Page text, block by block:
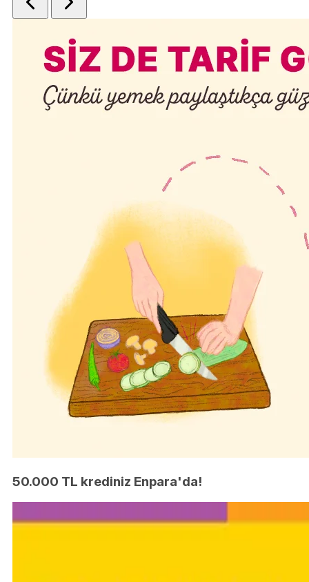
50.000 TL krediniz Enpara'da!